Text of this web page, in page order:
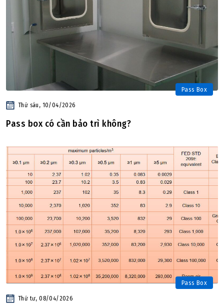
Pass Box
Thứ sáu, 10/04/2026
Pass box có cần bảo trì không?
Pass Box
Thứ tư, 08/04/2026